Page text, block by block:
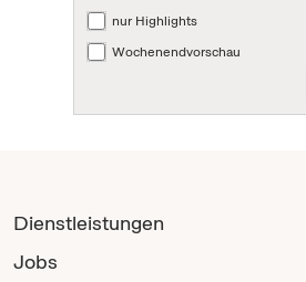
nur Highlights
Wochenendvorschau
Dienstleistungen
Jobs